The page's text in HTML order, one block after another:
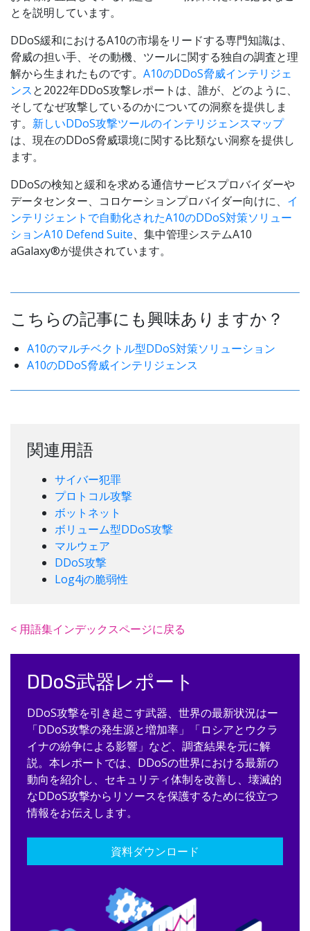
とを説明しています。
DDoS緩和におけるA10の市場をリードする専門知識は、
脅威の担い手、その動機、ツールに関する独自の調査と理
解から生まれたものです。 A10のDDoS脅威インテリジェ
ンスと2022年DDoS攻撃レポートは、誰が、どのように、
そしてなぜ攻撃しているのかについての洞察を提供しま
す。 新しいDDoS攻撃ツールのインテリジェンスマップ
は、現在のDDoS脅威環境に関する比類ない洞察を提供し
ます。
DDoSの検知と緩和を求める通信サービスプロバイダーや
データセンター、コロケーションプロバイダー向けに、 イ
ンテリジェントで自動化されたA10のDDoS対策ソリュー
ションA10 Defend Suite、集中管理システムA10
aGalaxy®が提供されています。
こちらの記事にも興味ありますか？
A10のマルチベクトル型DDoS対策ソリューション
A10のDDoS脅威インテリジェンス
関連用語
サイバー犯罪
プロトコル攻撃
ボットネット
ボリューム型DDoS攻撃
マルウェア
DDoS攻撃
Log4jの脆弱性
< 用語集インデックスページに戻る
DDoS武器レポート
DDoS攻撃を引き起こす武器、世界の最新状況はー
「DDoS攻撃の発生源と増加率」「ロシアとウクラ
イナの紛争による影響」など、調査結果を元に解
説。本レポートでは、DDoSの世界における最新の
動向を紹介し、セキュリティ体制を改善し、壊滅的
なDDoS攻撃からリソースを保護するために役立つ
情報をお伝えします。
資料ダウンロード